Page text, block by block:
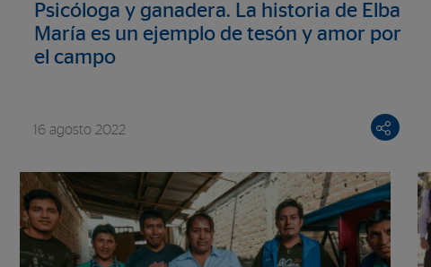
Psicóloga y ganadera. La historia de Elba
María es un ejemplo de tesón y amor por
el campo
16 agosto 2022